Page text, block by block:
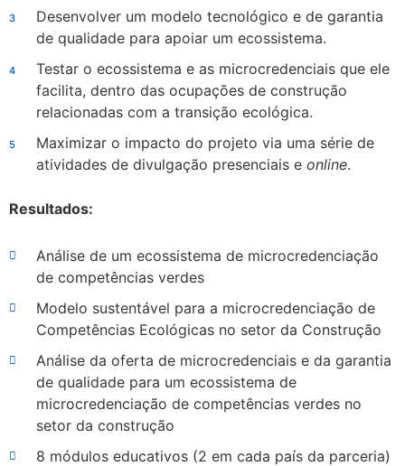
Desenvolver um modelo tecnológico e de garantia
de qualidade para apoiar um ecossistema.
Testar o ecossistema e as microcredenciais que ele
facilita, dentro das ocupações de construção
relacionadas com a transição ecológica.
Maximizar o impacto do projeto via uma série de
atividades de divulgação presenciais e online.
Resultados:
Análise de um ecossistema de microcredenciação
de competências verdes
Modelo sustentável para a microcredenciação de
Competências Ecológicas no setor da Construção
Análise da oferta de microcredenciais e da garantia
de qualidade para um ecossistema de
microcredenciação de competências verdes no
setor da construção
8 módulos educativos (2 em cada país da parceria)